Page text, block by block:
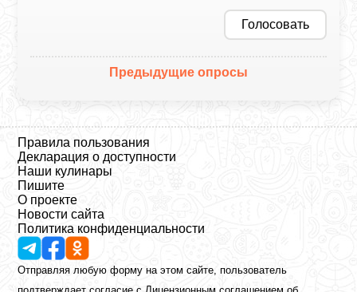
Голосовать
Предыдущие опросы
Правила пользования
Декларация о доступности
Наши кулинары
Пишите
О проекте
Новости сайта
Политика конфиденциальности
Отправляя любую форму на этом сайте, пользователь